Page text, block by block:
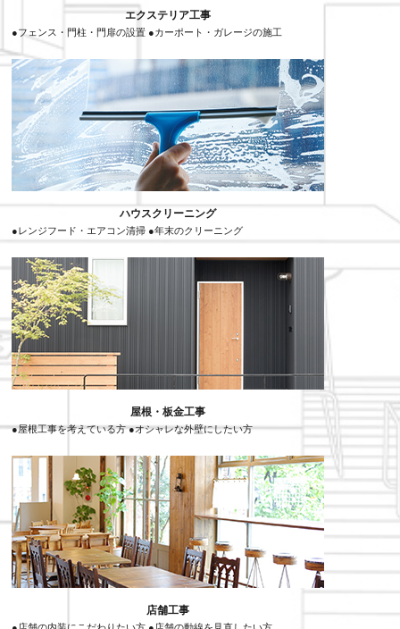
エクステリア工事
●フェンス・門柱・門扉の設置 ●カーポート・ガレージの施工
ハウスクリーニング
●レンジフード・エアコン清掃 ●年末のクリーニング
屋根・板金工事
●屋根工事を考えている方 ●オシャレな外壁にしたい方
店舗工事